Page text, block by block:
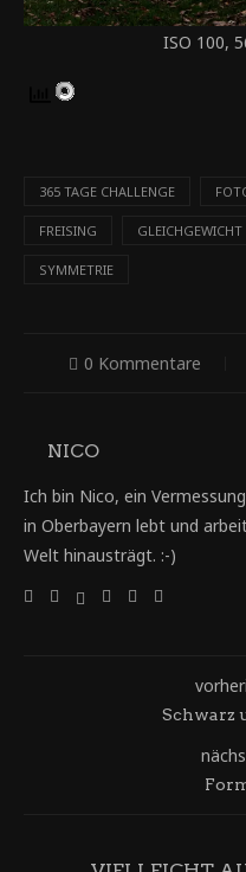
ISO 100,
365 TAGE CHALLENGE
FREISING GLEICHGEWICHT
SYMMETRIE
0 Kommentare
NICO
Ich bin Nico, ein
in Oberbayern lebt und
Welt hinausträgt. :-)
Schwarz